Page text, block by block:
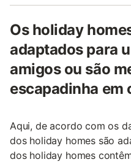
Os holiday
adaptados para
amigos ou são
escapadinha em
Aqui, de acordo com os
dos holiday homes são
dos holiday homes